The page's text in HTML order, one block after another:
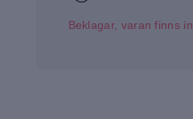
Beklagar, varan finns